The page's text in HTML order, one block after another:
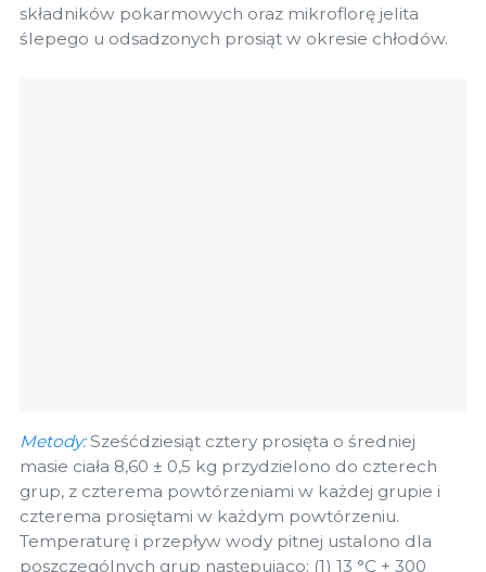
składników pokarmowych oraz mikroflorę jelita
ślepego u odsadzonych prosiąt w okresie chłodów.
Metody:Sześćdziesiąt cztery prosięta o średniej
masie ciała 8,60 ± 0,5 kg przydzielono do czterech
grup, z czterema powtórzeniami w każdej grupie i
czterema prosiętami w każdym powtórzeniu.
Temperaturę i przepływ wody pitnej ustalono dla
poszczególnych grup następująco: (1) 13 °C + 300